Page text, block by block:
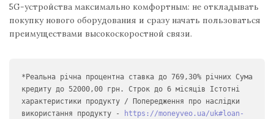
5G-устройства максимально комфортным: не откладывать
покупку нового оборудования и сразу начать пользоваться
преимуществами высокоскоростной связи.
*Реальна річна процентна ставка до 769,30% річних Сума
кредиту до 52000,00 грн. Строк до 6 місяців Істотні
характеристики продукту / Попередження про наслідки
використання продукту -
https://moneyveo.ua/uk#loan-